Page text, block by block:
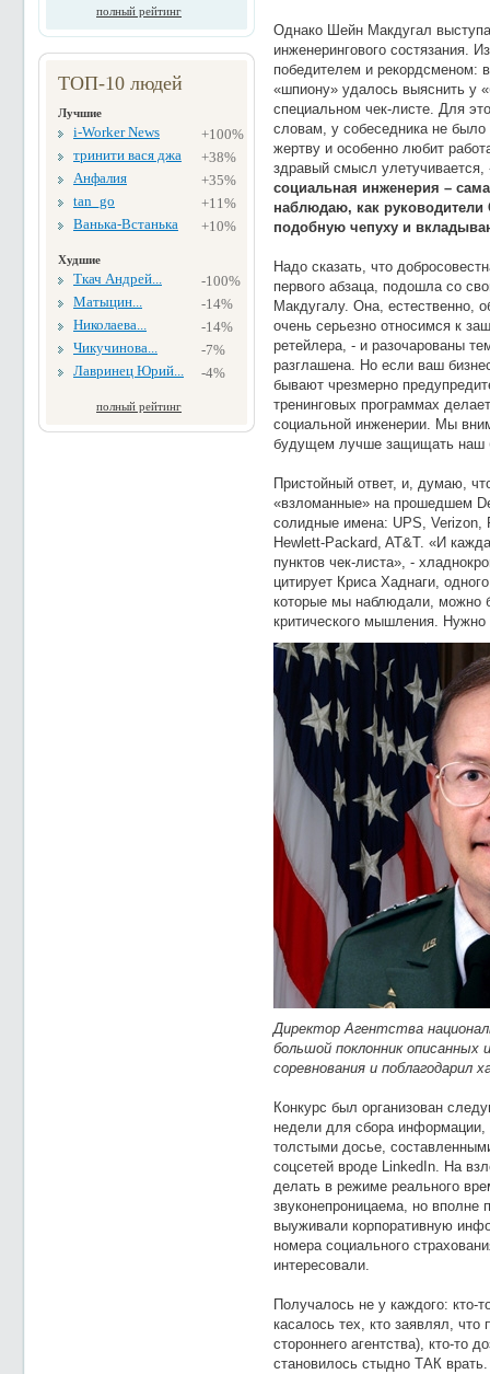
полный рейтинг
ТОП-10 людей
Лучшие
i-Worker News
+100%
тринити вася джа
+38%
Анфалия
+35%
tan_go
+11%
Ванька-Встанька
+10%
Худшие
Ткач Андрей...
-100%
Матыцин...
-14%
Николаева...
-14%
Чикучинова...
-7%
Лавринец Юрий...
-4%
полный рейтинг
Однако Шейн Макдугал
инженерингового состязания.
победителем и рекордсменом:
«шпиону» удалось выяснить у
специальном чек-листе. Для
словам, у собеседника не
жертву и особенно любит
здравый смысл
социальная инженерия –
наблюдаю, как
подобную чепуху и
Надо сказать, что
первого абзаца, подошла со
Макдугалу. Она, естественно,
очень серьезно относимся к
ретейлера, - и разочарованы
разглашена. Но если ваш
бывают чрезмерно
тренинговых программах
социальной инженерии. Мы
будущем лучше защищать наш
Пристойный ответ, и, думаю,
«взломанные» на прошедшем
солидные имена: UPS, Verizon,
Hewlett-Packard, AT&T. «И
пунктов чек-листа», -
цитирует Криса Хаднаги,
которые мы наблюдали, можно
критического мышления. Нужно
Директор Агентства
большой поклонник описанных
соревнования и поблагодарил
Конкурс был организован
недели для сбора
толстыми досье,
соцсетей вроде LinkedIn. На
делать в режиме реального
звуконепроницаема, но вполне
выуживали корпоративную
номера социального
интересовали.
Получалось не у каждого: кто-
касалось тех, кто заявлял, что
стороннего агентства), кто-то
становилось стыдно ТАК